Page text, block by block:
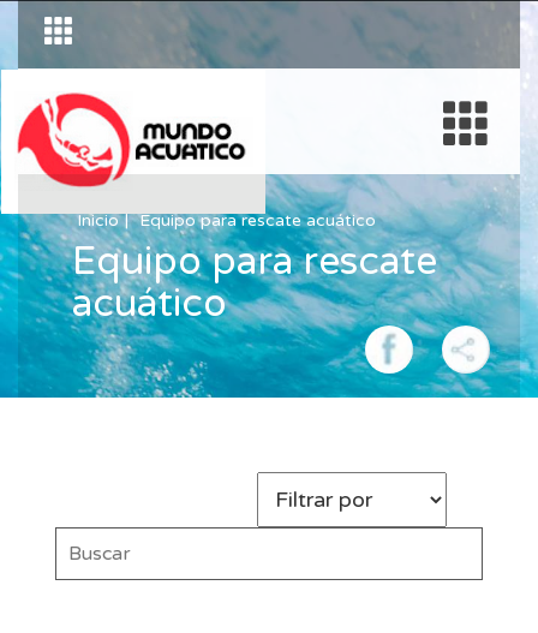
Inicio Equipo para rescate acuático
Equipo para rescate
acuático